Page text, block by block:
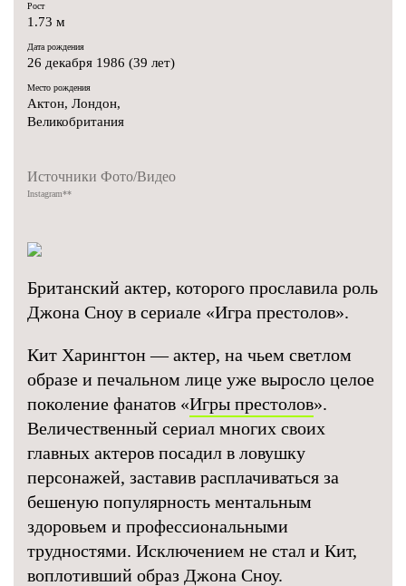
Рост
1.73 м
Дата рождения
26 декабря 1986 (39 лет)
Место рождения
Актон, Лондон,
Великобритания
Источники Фото/Видео
Instagram**
Британский актер, которого прославила роль
Джона Сноу в сериале «Игра престолов».
Кит Харингтон — актер, на чьем светлом
образе и печальном лице уже выросло целое
поколение фанатов «Игры престолов».
Величественный сериал многих своих
главных актеров посадил в ловушку
персонажей, заставив расплачиваться за
бешеную популярность ментальным
здоровьем и профессиональными
трудностями. Исключением не стал и Кит,
воплотивший образ Джона Сноу.